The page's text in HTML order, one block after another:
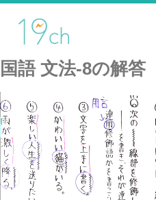
国語 文法-8の解答